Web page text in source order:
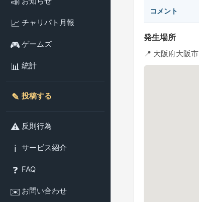
📈 チャリパト月報
🎮 ゲームズ
📊 統計
✎️ 投稿する
⚠️ 反則行為
ℹ️ サービス紹介
❓ FAQ
✉️ お問い合わせ
コメント
発生場所
📍 大阪府大阪市